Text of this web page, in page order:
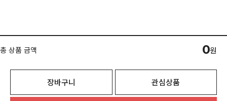
총 상품 금액 0원
장바구니 관심상품